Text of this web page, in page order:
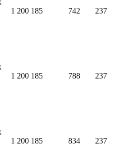
1 200 185 742 237
1 200 185 788 237
1 200 185 834 237